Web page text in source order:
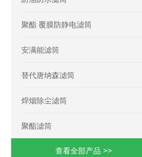
聚酯 覆膜防静电滤筒
安满能滤筒
替代唐纳森滤筒
焊烟除尘滤筒
聚酯滤筒
查看全部产品 >>